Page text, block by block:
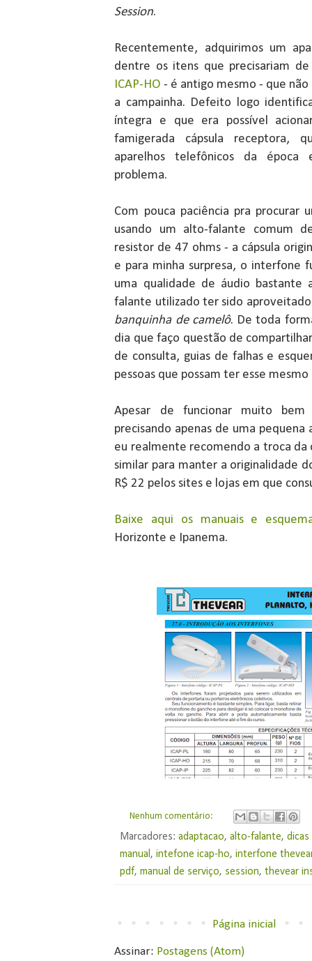
Session.
Recentemente, adquirimos um
dentre os itens que precisariam
ICAP-HO - é antigo mesmo - que
a campainha. Defeito logo
íntegra e que era possível
famigerada cápsula receptora,
aparelhos telefônicos da época
problema.
Com pouca paciência pra procurar
usando um alto-falante comum
resistor de 47 ohms - a cápsula
e para minha surpresa, o interfone
uma qualidade de áudio bastante
falante utilizado ter sido
banquinha de camelô. De toda
dia que faço questão de
de consulta, guias de falhas e
pessoas que possam ter esse
Apesar de funcionar muito
precisando apenas de uma
eu realmente recomendo a troca da
similar para manter a originalidade
R$ 22 pelos sites e lojas em que
Baixe aqui os manuais e
Horizonte e Ipanema.
Nenhum comentário:
Marcadores:adaptacao,alto-falante,
manual ,intefone icap-ho,interfone
pdf,manual de serviço, session,thevear
Página inicial
Assinar: Postagens (Atom)